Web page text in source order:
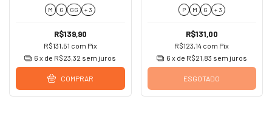
M G GG + 3
R$139,90
R$131,51 com Pix
6 x de R$23,32 sem juros
COMPRAR
P M G + 3
R$131,00
R$123,14 com Pix
6 x de R$21,83 sem juros
ESGOTADO